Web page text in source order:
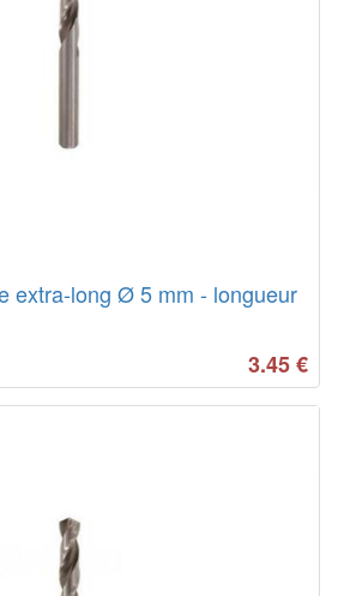
extra-long Ø 5 mm - longueur
3.45€